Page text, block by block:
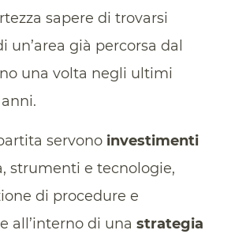
sapere di trovarsi
un’area già percorsa dal
una volta negli ultimi
servono investimenti
strumenti e tecnologie,
di procedure e
all’interno di una strategia